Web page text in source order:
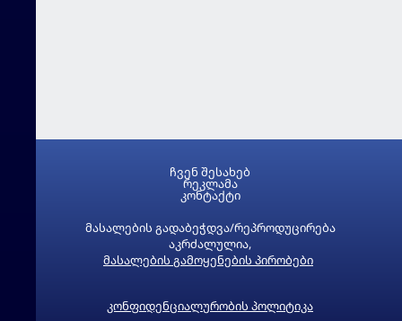
მასალების გადაბეჭდვა/რეპროდუცირება
აკრძალულია,
მასალების გამოყენების პირობები
კონფიდენციალურობის პოლიტიკა
ჩვენ შესახებ
რეკლამა
კონტაქტი